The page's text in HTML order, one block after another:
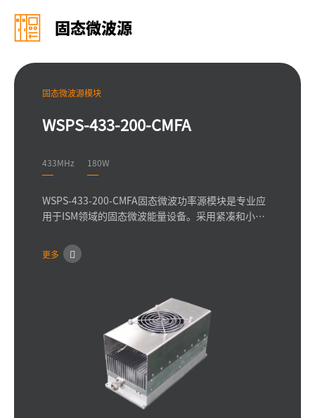
固态微波源
固态微波源模块
WSPS-433-200-CMFA
433MHz 180W
WSPS-433-200-CMFA固态微波功率源模块是专业应
用于ISM领域的固态微波能量设备。采用紧凑和小型
态方案设计，拥有卓越的性能和可靠性，可提供高达
180W的连续波或脉冲功率，可实现输出功率1-180W
更多